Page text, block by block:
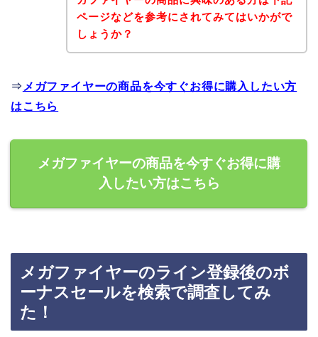
ページなどを参考にされてみてはいかがで
しょうか？
⇒ メガファイヤーの商品を今すぐお得に購入したい方
はこちら
メガファイヤーの商品を今すぐお得に購
入したい方はこちら
メガファイヤーのライン登録後のボ
ーナスセールを検索で調査してみ
た！